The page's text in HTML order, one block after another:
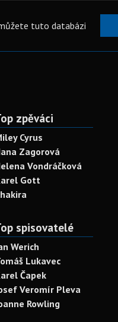
tuto databázi
zpěváci
Cyrus
Zagorová
Vondráčková
Gott
spisovatelé
Werich
Lukavec
Čapek
Veromír Pleva
Rowling